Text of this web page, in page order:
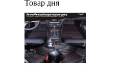
Товар дня